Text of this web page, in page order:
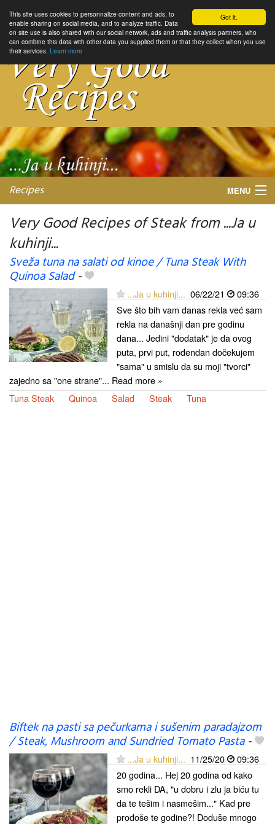
Got it.
This site uses cookies to personnalize content and ads, to
enable sharing on social media, and to analyze traffic. Data
on site use is also shared with our social network, ads and traffic analysis partners, who
can combine this data with other data you supplied them or that they collect when you use
their services. Learn more
Recipes MENU
My favorite blogs
Very Good Recipes of Steak from ...Ja u
kuhinji...
Sveža tuna na salati od kinoe / Tuna Steak With
Quinoa Salad-
...Ja u kuhinji... 06/22/21
09:36
Sve što bih vam danas rekla već sam
rekla na današnji dan pre godinu
dana... Jedini "dodatak" je da ovog
puta, prvi put, rođendan dočekujem
"sama" u smislu da su moji "tvorci"
zajedno sa "one strane"... Read more »
Tuna Steak
Quinoa Salad Steak Tuna
Biftek na pasti sa pečurkama i sušenim paradajzom
/ Steak, Mushroom and Sundried Tomato Pasta-
...Ja u kuhinji... 11/25/20
09:36
20 godina... Hej 20 godina od kako
smo rekli DA, "u dobru i zlu ja biću tu
da te tešim i nasmešim..." Kad pre
prođoše te godine?! Doduše mnogo